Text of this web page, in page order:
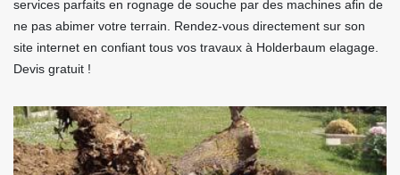
services parfaits en rognage de souche par des machines afin de
ne pas abimer votre terrain. Rendez-vous directement sur son
site internet en confiant tous vos travaux à Holderbaum elagage.
Devis gratuit !